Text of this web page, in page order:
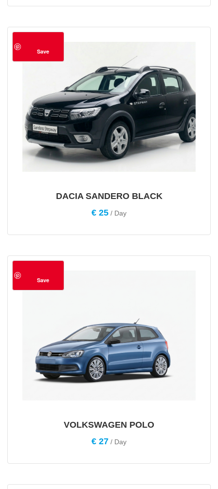
Save
DACIA SANDERO BLACK
€ 25 / Day
Save
VOLKSWAGEN POLO
€ 27 / Day